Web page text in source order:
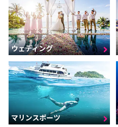
ウェディング
マリンスポーツ